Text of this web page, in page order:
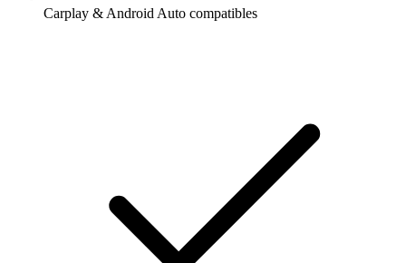
Carplay & Android Auto compatibles